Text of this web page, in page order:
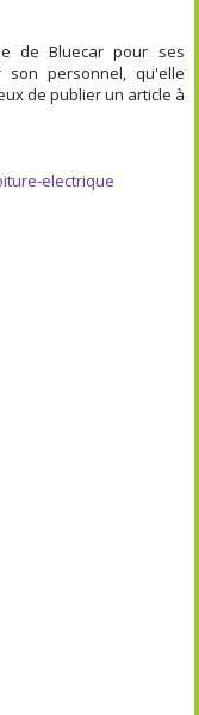
de Bluecar pour ses
personnel, qu'elle
de publier un article à
electrique